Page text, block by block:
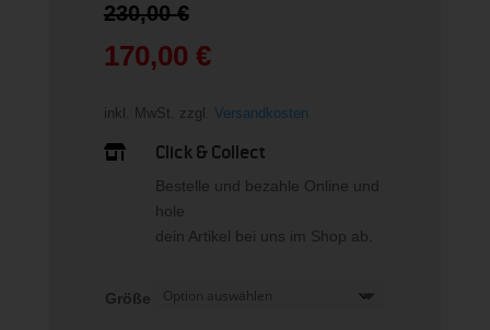
230,00€Preis
war:
230,00 €
170,00 €
Aktueller
Preis
170,00 €.
inkl. MwSt. zzgl. Versandkosten
 Click & Collect
Bestelle und bezahle Online und
hole
dein Artikel bei uns im Shop ab.
Größe